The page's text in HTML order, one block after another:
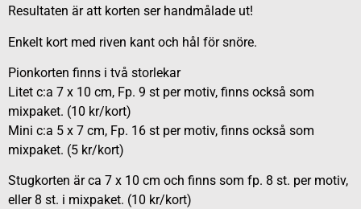
Resultaten är att korten ser handmålade ut!
Enkelt kort med riven kant och hål för snöre.
Pionkorten finns i två storlekar
Litet c:a 7 x 10 cm, Fp. 9 st per motiv, finns också som
mixpaket. (10 kr/kort)
Mini c:a 5 x 7 cm, Fp. 16 st per motiv, finns också som
mixpaket. (5 kr/kort)
Stugkorten är ca 7 x 10 cm och finns som fp. 8 st. per motiv,
eller 8 st. i mixpaket. (10 kr/kort)